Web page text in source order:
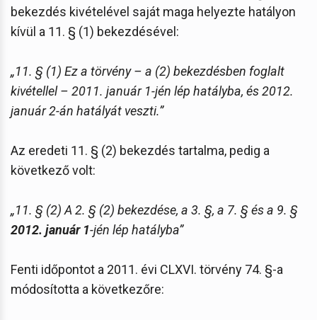
bekezdés kivételével saját maga helyezte hatályon
kívül a 11. § (1) bekezdésével:
„11. § (1) Ez a törvény – a (2) bekezdésben foglalt
kivétellel – 2011. január 1-jén lép hatályba, és 2012.
január 2-án hatályát veszti.”
Az eredeti 11. § (2) bekezdés tartalma, pedig a
következő volt:
„11. § (2) A 2. § (2) bekezdése, a 3. §, a 7. § és a 9. §
2012. január 1-jén lép hatályba”
Fenti időpontot a 2011. évi CLXVI. törvény 74. §-a
módosította a következőre: